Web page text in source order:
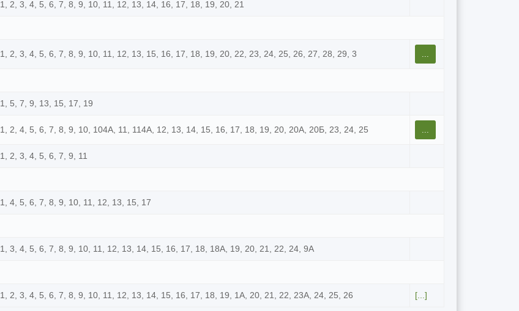
1, 2, 3, 4, 5, 6, 7, 8, 9, 10, 11, 12, 13, 14, 16, 17, 18, 19, 20, 21
1, 2, 3, 4, 5, 6, 7, 8, 9, 10, 11, 12, 13, 15, 16, 17, 18, 19, 20, 22, 23, 24, 25, 26, 27, 28, 29, 3 ...
1, 5, 7, 9, 13, 15, 17, 19
1, 2, 4, 5, 6, 7, 8, 9, 10, 104А, 11, 114А, 12, 13, 14, 15, 16, 17, 18, 19, 20, 20А, 20Б, 23, 24, 25 ...
1, 2, 3, 4, 5, 6, 7, 9, 11
1, 4, 5, 6, 7, 8, 9, 10, 11, 12, 13, 15, 17
1, 3, 4, 5, 6, 7, 8, 9, 10, 11, 12, 13, 14, 15, 16, 17, 18, 18А, 19, 20, 21, 22, 24, 9А
1, 2, 3, 4, 5, 6, 7, 8, 9, 10, 11, 12, 13, 14, 15, 16, 17, 18, 19, 1А, 20, 21, 22, 23А, 24, 25, 26 [...]